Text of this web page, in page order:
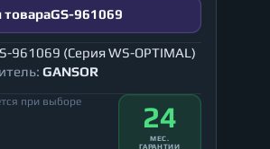
товараGS-961069
961069 (Серия WS-OPTIMAL)
GANSOR
при выборе
24
МЕС.
ГАРАНТИИ